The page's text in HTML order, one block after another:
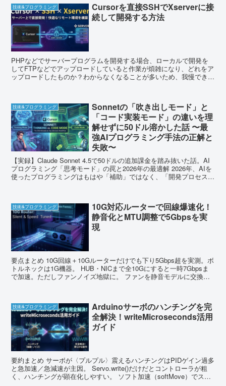
技術&プログラミング
Cursorを直接SSHでXserverに接
続して開発する方法
PHPなどでサーバープログラムを開発する場合、ローカルで開発を
してFTPなどでアップロードしていると作業が煩雑になり、どれをア
ップロードしたものか？わからなくなることが多いため、我慢できず
技術&プログラミング
Sonnetの「吹き出しモード」と
「コード実装モード」の違いを理
解せずに50ドル溶かした話 〜最
強AIプログラミング手法の正解と
失敗〜
【実録】Claude Sonnet 4.5で50ドルの追加課金を踏み抜いた話。AI
プログラミング「思考モード」の罠と2026年の最適解 2026年、AIを
使ったプログラミングはもはや「補助」ではなく、「開発プロセスそ
技術&プログラミング
10G対応ルーターで回線爆速化！
静音化とMTU調整で5Gbpsを実
現
要点まとめ 10G回線＋10Gルーターだけでも下り5Gbps超を実測。ボ
トルネックは1G機器。 HUB・NICまで全10Gにすると一時7Gbpsま
で加速。ただしファンノイズ地獄に。 ファンを静音モデルに交換で
技術&プログラミング
Arduinoサーボのハンチングを完
全解決！writeMicroseconds活用
ガイド
要約まとめ サーボが〈プルプル〉震えるハンチングはPIDゲイン過多
と急加速／急減速が主因。 Servo.write()だけだとコントローラが粗
く、ハンチングが顕在化しやすい。 ソフト加速（softMove）でステ